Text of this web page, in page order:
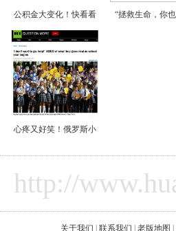
公积金大变化！快看看 “拯救生命，你
心疼又好笑！俄罗斯小
http://
关于我们 联系我们 老版地图